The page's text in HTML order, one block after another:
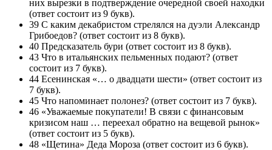
них вырезки в подтверждение очередной своей находки
(ответ состоит из 9 букв).
39 С каким декабристом стрелялся на дуэли Александр
Грибоедов? (ответ состоит из 8 букв).
40 Предсказатель бури (ответ состоит из 8 букв).
43 Что в итальянских пельменных подают? (ответ
состоит из 7 букв).
44 Есенинская «… о двадцати шести» (ответ состоит из
7 букв).
45 Что напоминает полонез? (ответ состоит из 7 букв).
46 «Уважаемые покупатели! В связи с финансовым
кризисом наш … переехал обратно на вещевой рынок»
(ответ состоит из 5 букв).
48 «Щетина» Деда Мороза (ответ состоит из 6 букв).